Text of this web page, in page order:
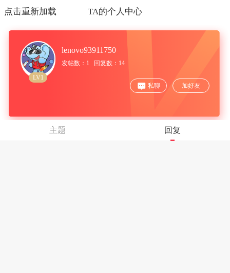
点击重新加载 TA的个人中心
LV1
lenovo93911750
发帖数：1 回复数：14
私聊 加好友
主题 回复